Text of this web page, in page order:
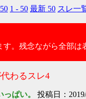
1 - 50 最新 50 スレ一
。残念ながら全部は
わるスレ4
っぱい。 投稿日：